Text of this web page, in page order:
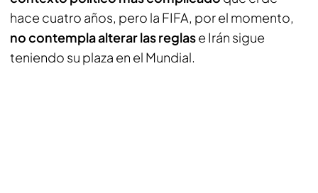
hace cuatro años, pero la FIFA, por el momento,
no contempla alterar las reglase Irán sigue
teniendo su plaza en el Mundial.